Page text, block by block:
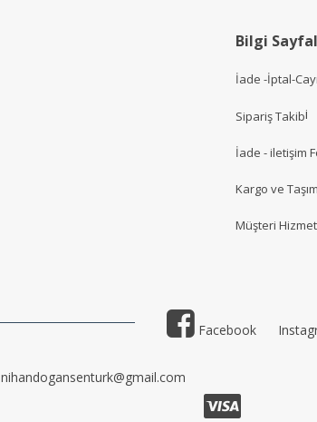
Bilgi
İade -İptal-
Sipariş Takibi
İade - iletişim
Kargo ve
Müşteri
Facebook
nihandogansenturk@gmail.com